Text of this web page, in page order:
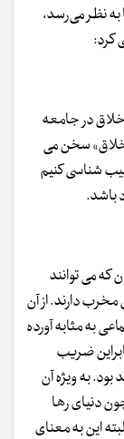
به نظر می‌رسد،
کرد:
اخلاق در جامعه
اخلاق» سخن می
آسیب شناسی کنیم
باشد.
که می توانند
مخرب دارند. از آن
به مثابه آورده
ضریب
بود. به ویژه آن
دنیای رها
این به معنای